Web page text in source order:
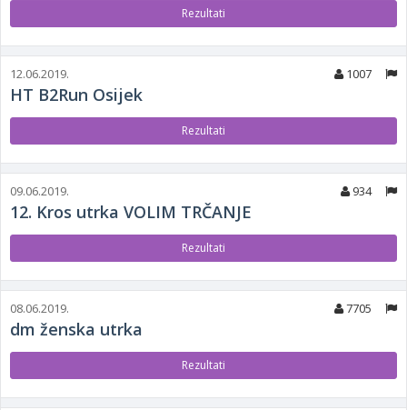
Rezultati
12.06.2019. 1007
HT B2Run Osijek
Rezultati
09.06.2019. 934
12. Kros utrka VOLIM TRČANJE
Rezultati
08.06.2019. 7705
dm ženska utrka
Rezultati